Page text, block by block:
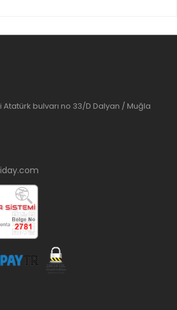
bulvarı no 33/D Dalyan / Muğla